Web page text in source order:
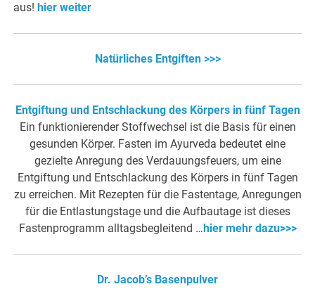
aus! hier weiter
Natürliches Entgiften >>>
Entgiftung und Entschlackung des Körpers in fünf Tagen
Ein funktionierender Stoffwechsel ist die Basis für einen
gesunden Körper. Fasten im Ayurveda bedeutet eine
gezielte Anregung des Verdauungsfeuers, um eine
Entgiftung und Entschlackung des Körpers in fünf Tagen
zu erreichen. Mit Rezepten für die Fastentage, Anregungen
für die Entlastungstage und die Aufbautage ist dieses
Fastenprogramm alltagsbegleitend … hier mehr dazu>>>
Dr. Jacob’s Basenpulver